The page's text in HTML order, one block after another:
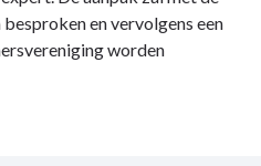
en vervolgens een
worden